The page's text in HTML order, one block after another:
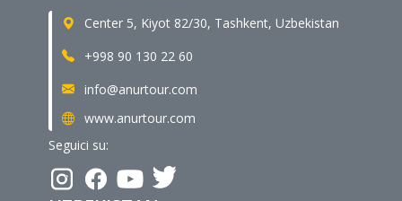
Center 5, Kiyot 82/30, Tashkent, Uzbekistan
+998 90 130 22 60
info@anurtour.com
www.anurtour.com
Seguici su: